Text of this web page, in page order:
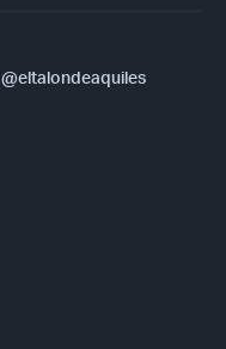
@eltalondeaquiles